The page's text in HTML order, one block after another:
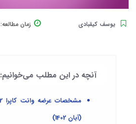
یوسف کیقبادی زمان مطالعه:
آنچه در این مطلب می‌خوانیم:
(آبان 1402)